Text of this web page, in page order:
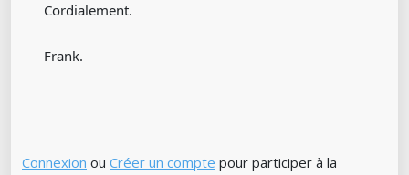
Cordialement.
Frank.
Connexion ou Créer un compte pour participer à la